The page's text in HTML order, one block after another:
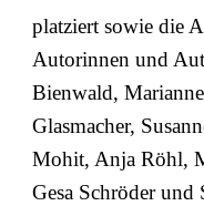
platziert sowie die
Autorinnen und
Bienwald,
Glasmacher,
Mohit, Anja Röhl,
Gesa Schröder und